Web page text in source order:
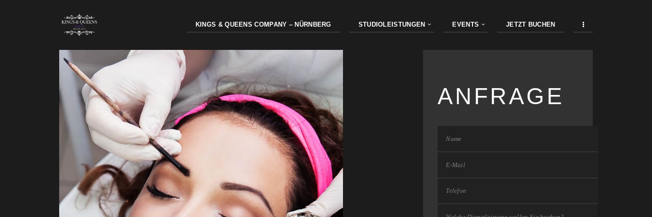
KINGS & QUEENS COMPANY – NÜRNBERG STUDIOLEISTUNGEN EVENTS JETZT BUCHEN
ANFRAGE